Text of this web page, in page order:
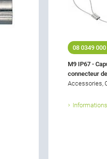
08 0349 000
M9 IP67 -
connecteur
Accessories,
Informations